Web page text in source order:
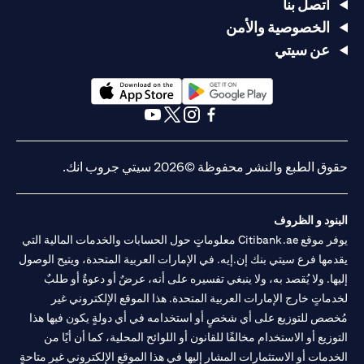
سعر
الدولار
الين
USD/JPY
في
يومًا التالية
التأثير
على
القرض
لا تأثير، لا
القرض
القرض من
الين الياباني
الدولار
105 لتحقيق
الربح، ويتم
إلغاء الأمر
الآخر (أمر
وقف
الخسارة عند
سعر
USD/JPY =
القرض من
الين الياباني
(JPY) إلى
الدولار
100 لوقف
الخسارة،
ويتم إلغاء
الأمر الآخر
(أمر جني
الأرباح عند
سعر
USD/JPY =
يتم تحويل
لأن
الطلب قد
انتهى
اتصل بنا
الخصوصية والأمن
عن سيتي
opens in a new tab
opens in a new tab
حقوق الطبع والنشر محفوظة ©2026 سيتي جروب انك.
البنود و الظروف
يوفر موقع Citibank.ae معلوماتٍ حول الحسابات والخدمات المالية التي
يقدمها فرع سيتي بنك إن.إيه. في الإمارات العربية المتحدة، ويتيح الوصول
إليها. ولا يُقصد به، ولا ينبغي تفسيره على أنه، عرضٌ أو دعوةٌ أو طلبٌ
لخدماتٍ خارج الإمارات العربية المتحدة. هذا الموقع الإلكتروني غير
مُخصص للتوزيع على أي شخصٍ أو استخدامه في أي دولةٍ يكون فيها هذا
التوزيع أو الاستخدام مخالفًا للقانون أو اللوائح المحلية، كما أن أيًا من
الخدمات أو الاستثمارات المشار إليها في هذا الموقع الإلكتروني غير متاحةٍ